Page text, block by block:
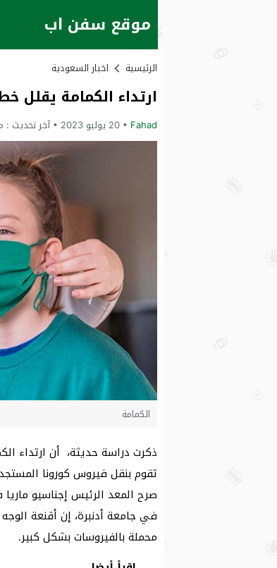
موقع سفن اب
الرئيسية اخبار السعودية
ارتداء الكمامة يقلل
Fahad 20 يوليو 2023 آخر تحديث :
الكمامة
ذكرت دراسة حديثة، أن ارتداء
صرح المعد الرئيس إجناسيو
في جامعة أدنبرة، إن أقنعة
محملة بالفيروسات بشكل كبير.